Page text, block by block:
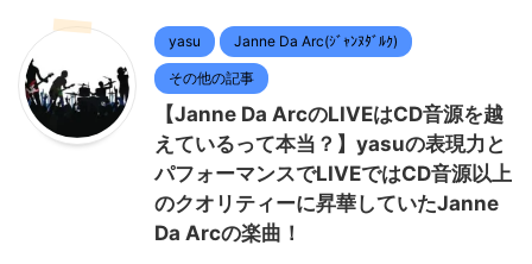
yasu Janne Da Arc(ｼﾞｬﾝﾇﾀﾞﾙｸ)
その他の記事
【Janne Da ArcのLIVEはCD音源を越
えているって本当？】yasuの表現力と
パフォーマンスでLIVEではCD音源以上
のクオリティーに昇華していたJanne
Da Arcの楽曲！